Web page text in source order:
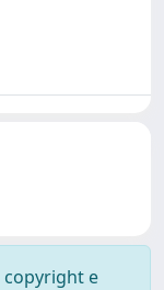
copyright e